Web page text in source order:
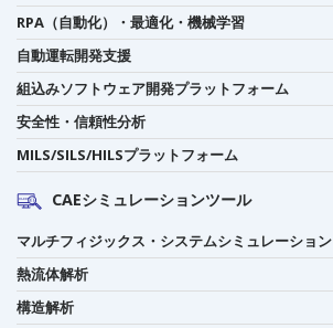
RPA（自動化）・最適化・機械学習
自動運転開発支援
組込みソフトウェア開発プラットフォーム
安全性・信頼性分析
MILS/SILS/HILSプラットフォーム
CAEシミュレーションツール
マルチフィジックス・システムシミュレーション
熱流体解析
構造解析